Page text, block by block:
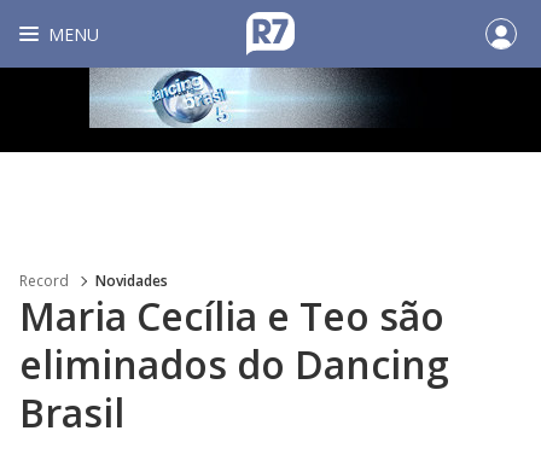
MENU
Record Novidades
Maria Cecília e Teo são
eliminados do Dancing
Brasil